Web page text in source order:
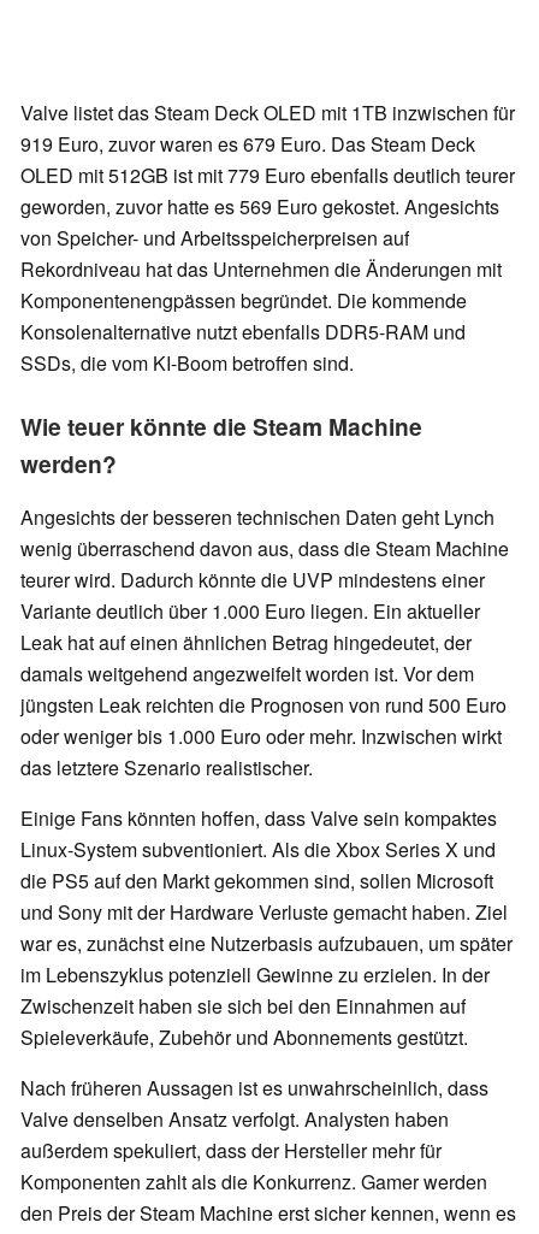
Valve listet das Steam Deck OLED mit 1TB inzwischen für
919 Euro, zuvor waren es 679 Euro. Das Steam Deck
OLED mit 512GB ist mit 779 Euro ebenfalls deutlich teurer
geworden, zuvor hatte es 569 Euro gekostet. Angesichts
von Speicher- und Arbeitsspeicherpreisen auf
Rekordniveau hat das Unternehmen die Änderungen mit
Komponentenengpässen begründet. Die kommende
Konsolenalternative nutzt ebenfalls DDR5-RAM und
SSDs, die vom KI-Boom betroffen sind.
Wie teuer könnte die Steam Machine
werden?
Angesichts der besseren technischen Daten geht Lynch
wenig überraschend davon aus, dass die Steam Machine
teurer wird. Dadurch könnte die UVP mindestens einer
Variante deutlich über 1.000 Euro liegen. Ein aktueller
Leak hat auf einen ähnlichen Betrag hingedeutet, der
damals weitgehend angezweifelt worden ist. Vor dem
jüngsten Leak reichten die Prognosen von rund 500 Euro
oder weniger bis 1.000 Euro oder mehr. Inzwischen wirkt
das letztere Szenario realistischer.
Einige Fans könnten hoffen, dass Valve sein kompaktes
Linux-System subventioniert. Als die Xbox Series X und
die PS5 auf den Markt gekommen sind, sollen Microsoft
und Sony mit der Hardware Verluste gemacht haben. Ziel
war es, zunächst eine Nutzerbasis aufzubauen, um später
im Lebenszyklus potenziell Gewinne zu erzielen. In der
Zwischenzeit haben sie sich bei den Einnahmen auf
Spieleverkäufe, Zubehör und Abonnements gestützt.
Nach früheren Aussagen ist es unwahrscheinlich, dass
Valve denselben Ansatz verfolgt. Analysten haben
außerdem spekuliert, dass der Hersteller mehr für
Komponenten zahlt als die Konkurrenz. Gamer werden
den Preis der Steam Machine erst sicher kennen, wenn es